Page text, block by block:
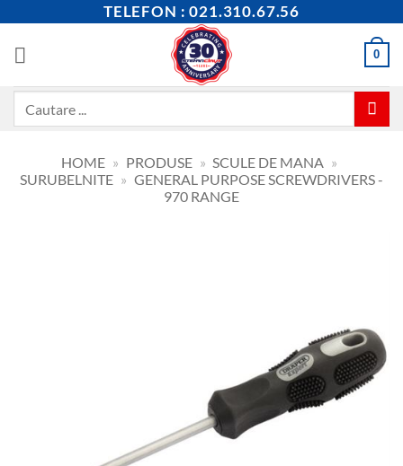
content
TELEFON : 021.310.67.56
0
HOME » PRODUSE » SCULE DE MANA »
SURUBELNITE » GENERAL PURPOSE SCREWDRIVERS -
970 RANGE